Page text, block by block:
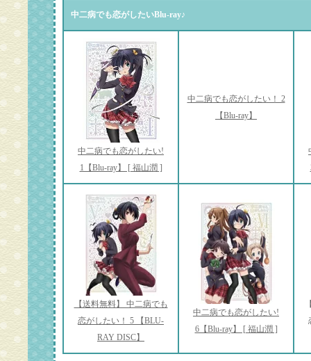
中二病でも恋がしたいBlu-ray♪
中二病でも恋がしたい!
1【Blu-ray】 [ 福山潤 ]
中二病でも恋がしたい！ 2
【Blu-ray】
【送料無料】 中二病でも
恋がしたい！ 5 【BLU-
RAY DISC】
中二病でも恋がしたい!
6【Blu-ray】 [ 福山潤 ]